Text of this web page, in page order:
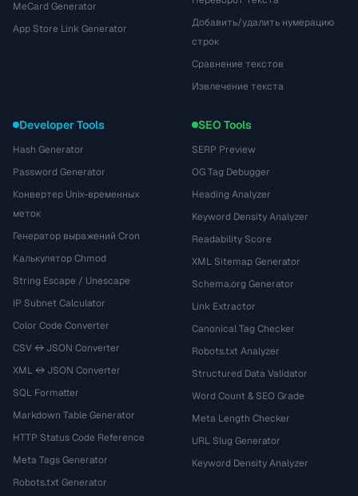
MeCard Generator
App Store Link Generator
Добавить/удалить нумерацию
строк
Сравнение текстов
Извлечение текста
Developer Tools
Hash Generator
Password Generator
Конвертер Unix-временных
меток
Генератор выражений Cron
Калькулятор Chmod
String Escape / Unescape
IP Subnet Calculator
Color Code Converter
CSV ↔ JSON Converter
XML ↔ JSON Converter
SQL Formatter
Markdown Table Generator
HTTP Status Code Reference
Meta Tags Generator
Robots.txt Generator
SEO Tools
SERP Preview
OG Tag Debugger
Heading Analyzer
Keyword Density Analyzer
Readability Score
XML Sitemap Generator
Schema.org Generator
Link Extractor
Canonical Tag Checker
Robots.txt Analyzer
Structured Data Validator
Word Count & SEO Grade
Meta Length Checker
URL Slug Generator
Keyword Density Analyzer